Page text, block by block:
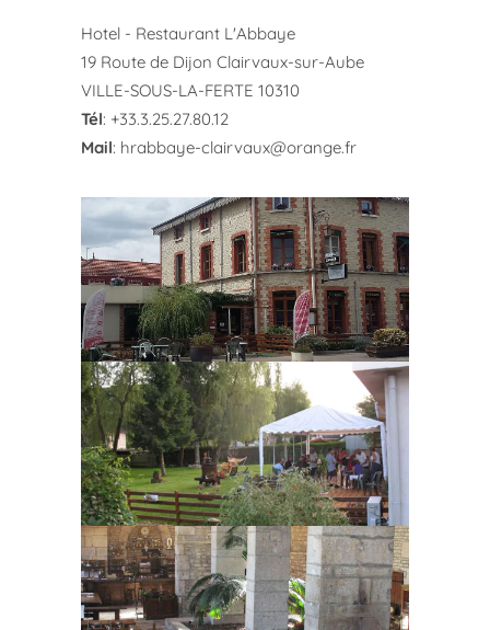
Hotel - Restaurant L'Abbaye
19 Route de Dijon Clairvaux-sur-Aube
VILLE-SOUS-LA-FERTE 10310
Tél: +33.3.25.27.80.12
Mail: hrabbaye-clairvaux@orange.fr